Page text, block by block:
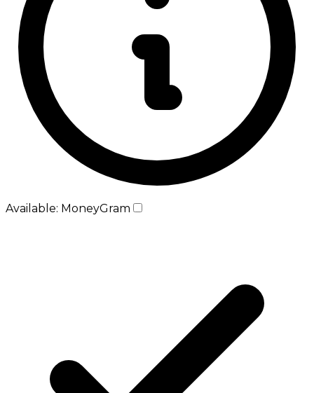
Available: MoneyGram